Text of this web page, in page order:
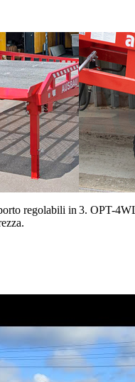
regolabili in 3. OPT-